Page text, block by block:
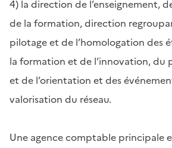
4) la direction de l’enseignement,
de la formation, direction
pilotage et de l’homologation des
la formation et de l’innovation, du
et de l’orientation et des
valorisation du réseau.
Une agence comptable principale